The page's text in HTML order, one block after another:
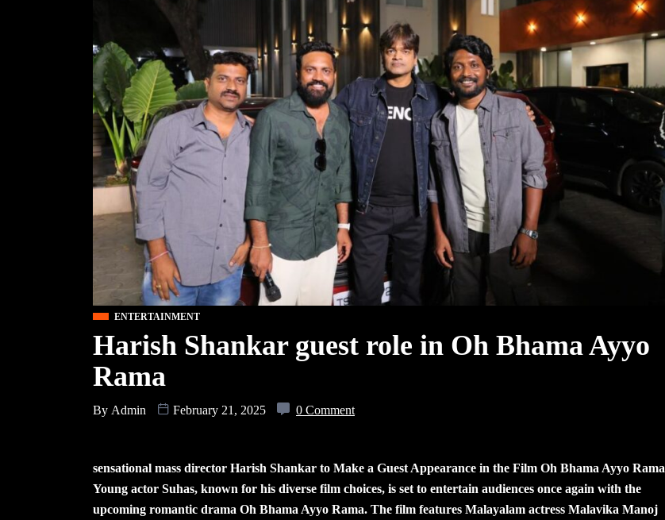
ENTERTAINMENT
Harish Shankar guest role in Oh Bhama Ayyo
Rama
By Admin February 21, 2025 0 Comment
sensational mass director Harish Shankar to Make a Guest Appearance in the Film Oh Bhama Ayyo Rama
Young actor Suhas, known for his diverse film choices, is set to entertain audiences once again with the
upcoming romantic drama Oh Bhama Ayyo Rama. The film features Malayalam actress Malavika Manoj